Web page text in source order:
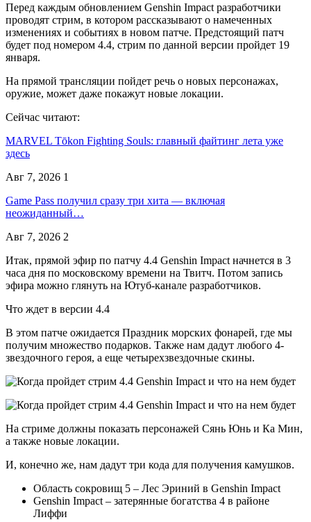
Перед каждым обновлением Genshin Impact разработчики
проводят стрим, в котором рассказывают о намеченных
изменениях и событиях в новом патче. Предстоящий патч
будет под номером 4.4, стрим по данной версии пройдет 19
января.
На прямой трансляции пойдет речь о новых персонажах,
оружие, может даже покажут новые локации.
Сейчас читают:
MARVEL Tōkon Fighting Souls: главный файтинг лета уже
здесь
Авг 7, 2026 1
Game Pass получил сразу три хита — включая
неожиданный…
Авг 7, 2026 2
Итак, прямой эфир по патчу 4.4 Genshin Impact начнется в 3
часа дня по московскому времени на Твитч. Потом запись
эфира можно глянуть на Ютуб-канале разработчиков.
Что ждет в версии 4.4
В этом патче ожидается Праздник морских фонарей, где мы
получим множество подарков. Также нам дадут любого 4-
звездочного героя, а еще четырехзвездочные скины.
На стриме должны показать персонажей Сянь Юнь и Ка Мин,
а также новые локации.
И, конечно же, нам дадут три кода для получения камушков.
Область сокровищ 5 – Лес Эриний в Genshin Impact
Genshin Impact – затерянные богатства 4 в районе
Лиффи